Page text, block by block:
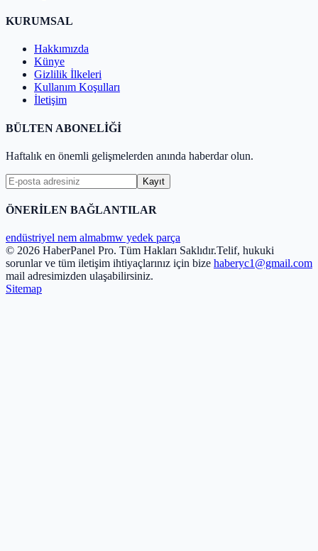
KURUMSAL
Hakkımızda
Künye
Gizlilik İlkeleri
Kullanım Koşulları
İletişim
BÜLTEN ABONELİĞİ
Haftalık en önemli gelişmelerden anında haberdar olun.
Kayıt
ÖNERİLEN BAĞLANTILAR
endüstriyel nem almabmw yedek parça
© 2026 HaberPanel Pro. Tüm Hakları Saklıdır.Telif, hukuki
sorunlar ve tüm iletişim ihtiyaçlarınız için bize haberyc1@gmail.com
mail adresimizden ulaşabilirsiniz.
Sitemap